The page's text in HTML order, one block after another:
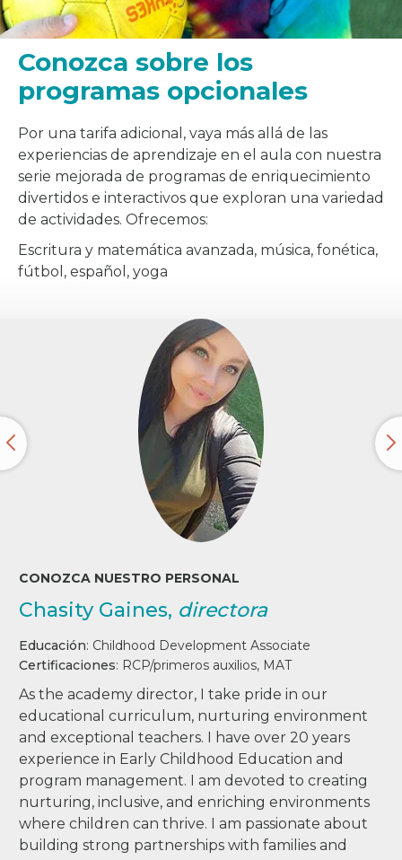
Conozca sobre los
programas opcionales
Por una tarifa adicional, vaya más allá de las
experiencias de aprendizaje en el aula con nuestra
serie mejorada de programas de enriquecimiento
divertidos e interactivos que exploran una variedad
de actividades. Ofrecemos:
Escritura y matemática avanzada, música, fonética,
fútbol, español, yoga
CONOZCA NUESTRO PERSONAL
Chasity Gaines, directora
Educación: Childhood Development Associate
Certificaciones: RCP/primeros auxilios, MAT
As the academy director, I take pride in our
educational curriculum, nurturing environment
and exceptional teachers. I have over 20 years
experience in Early Childhood Education and
program management. I am devoted to creating
nurturing, inclusive, and enriching environments
where children can thrive. I am passionate about
building strong partnerships with families and